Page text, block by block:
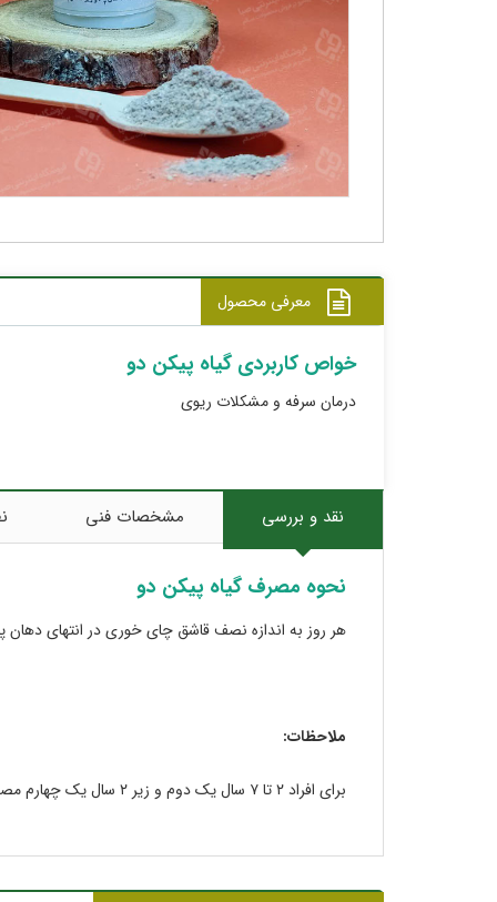
معرفی محصول
خواص کاربردی گیاه پیکن دو
درمان سرفه و مشکلات ریوی
نقد و بررسی مشخصات فنی
نحوه مصرف گیاه پیکن دو
هر روز به اندازه نصف قاشق چای خوری در انتهای
ملاحظات:
برای افراد ٢ تا ٧ سال یک دوم و زیر ٢ سال یک چهارم مصرف بالا